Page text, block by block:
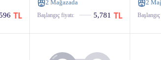
2 Mağazada
Başlangıç ​​fiyatı: 5,781
2